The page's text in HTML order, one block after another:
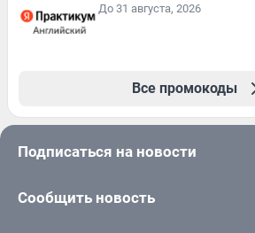
До 31 августа, 2026
Все промокоды
Подписаться на новости
Сообщить новость